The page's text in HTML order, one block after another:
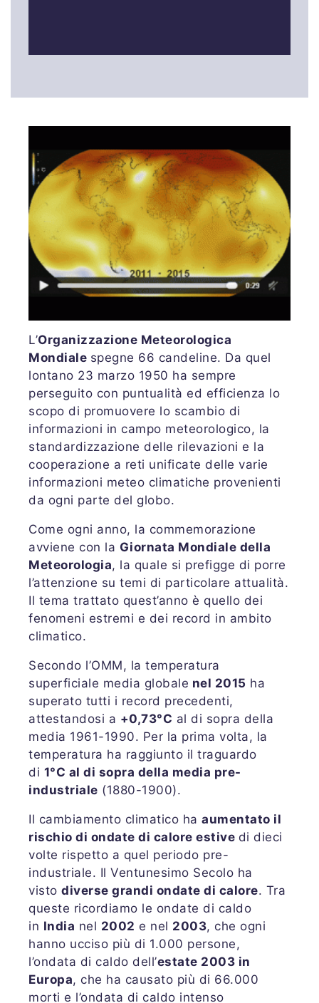
L’Organizzazione Meteorologica
Mondiale spegne 66 candeline. Da quel
lontano 23 marzo 1950 ha sempre
perseguito con puntualità ed efficienza lo
scopo di promuovere lo scambio di
informazioni in campo meteorologico, la
standardizzazione delle rilevazioni e la
cooperazione a reti unificate delle varie
informazioni meteo climatiche provenienti
da ogni parte del globo.
Come ogni anno, la commemorazione
avviene con la Giornata Mondiale della
Meteorologia, la quale si prefigge di porre
l’attenzione su temi di particolare attualità.
Il tema trattato quest’anno è quello dei
fenomeni estremi e dei record in ambito
climatico.
Secondo l’OMM, la temperatura
superficiale media globale nel 2015 ha
superato tutti i record precedenti,
attestandosi a +0,73°C al di sopra della
media 1961-1990. Per la prima volta, la
temperatura ha raggiunto il traguardo
di 1°C al di sopra della media pre-
industriale (1880-1900).
Il cambiamento climatico ha aumentato il
rischio di ondate di calore estive di dieci
volte rispetto a quel periodo pre-
industriale. Il Ventunesimo Secolo ha
visto diverse grandi ondate di calore. Tra
queste ricordiamo le ondate di caldo
in India nel 2002 e nel 2003, che ogni
hanno ucciso più di 1.000 persone,
l’ondata di caldo dell’estate 2003 in
Europa, che ha causato più di 66.000
morti e l’ondata di caldo intenso